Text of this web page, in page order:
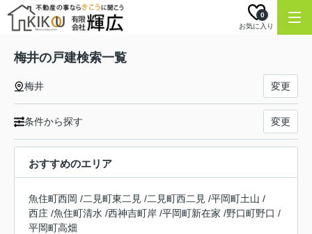
お気に入り
0
梅井の戸建検索一覧
梅井 変更
条件から探す 変更
おすすめのエリア
魚住町西岡 /二見町東二見 /二見町西二見 /平岡町土山 /
西庄 /魚住町清水 /西神吉町岸 /平岡町新在家 /野口町野口 /
平岡町高畑